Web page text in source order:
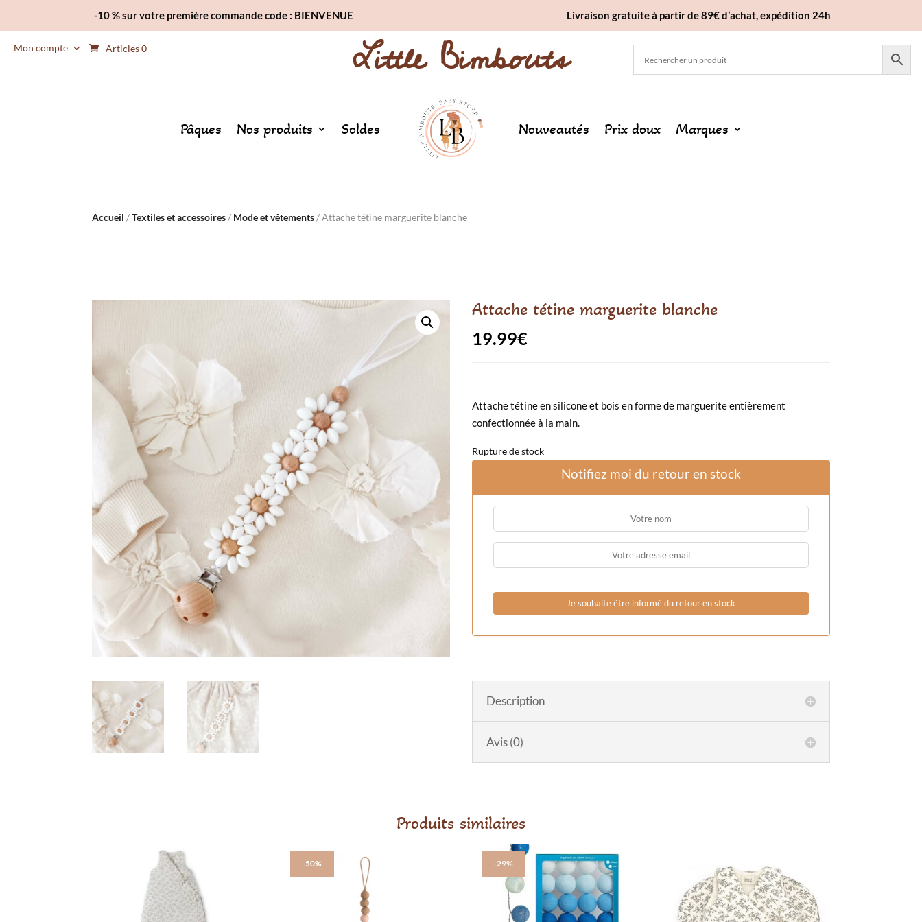
-10 % sur votre première commande code : BIENVENUE Livraison gratuite à partir de 89€ d’achat, expédition 24h
Mon compte Articles 0 Little Bimbouts
Pâques Nos produits Soldes Nouveautés Prix doux Marques
Accueil /Textiles et accessoires/ Mode et vêtements/ Attache tétine marguerite blanche
Attache tétine marguerite blanche
19.99€
Attache tétine en silicone et bois en forme de marguerite entièrement
confectionnée à la main.
Rupture de stock
Notifiez moi du retour en stock
Description
Avis (0)
Produits similaires
-50% -29%